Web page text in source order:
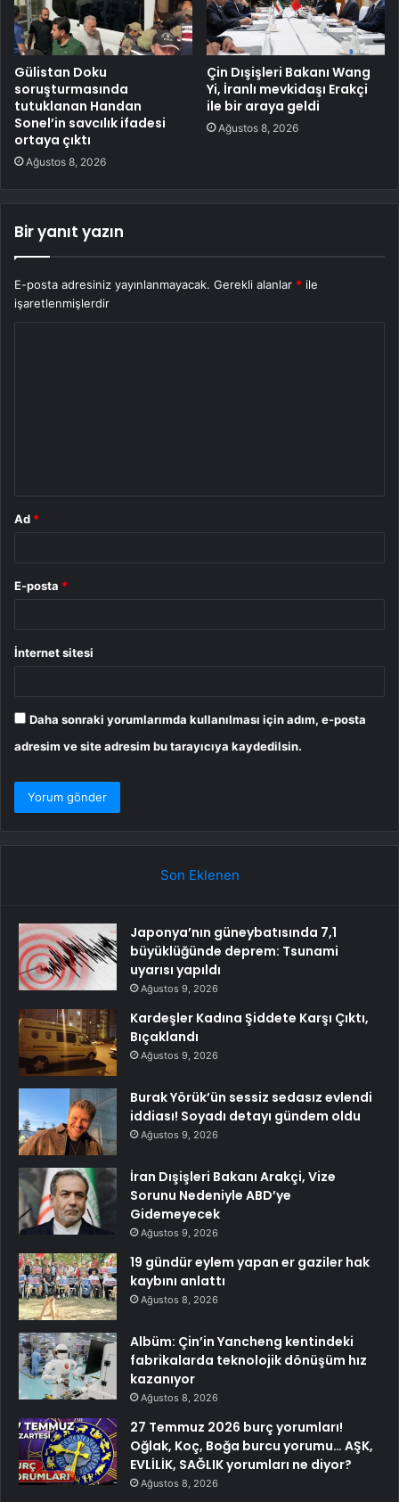
Gülistan Doku
soruşturmasında
tutuklanan Handan
Sonel’in savcılık ifadesi
ortaya çıktı
Ağustos 8, 2026
Çin Dışişleri Bakanı Wang
Yi, İranlı mevkidaşı Erakçi
ile bir araya geldi
Ağustos 8, 2026
Bir yanıt yazın
E-posta adresiniz yayınlanmayacak. Gerekli alanlar * ile
işaretlenmişlerdir
Ad *
E-posta *
İnternet sitesi
Daha sonraki yorumlarımda kullanılması için adım, e-posta
adresim ve site adresim bu tarayıcıya kaydedilsin.
Son Eklenen
Japonya’nın güneybatısında 7,1
büyüklüğünde deprem: Tsunami
uyarısı yapıldı
Ağustos 9, 2026
Kardeşler Kadına Şiddete Karşı Çıktı,
Bıçaklandı
Ağustos 9, 2026
Burak Yörük’ün sessiz sedasız evlendi
iddiası! Soyadı detayı gündem oldu
Ağustos 9, 2026
İran Dışişleri Bakanı Arakçi, Vize
Sorunu Nedeniyle ABD’ye
Gidemeyecek
Ağustos 9, 2026
19 gündür eylem yapan er gaziler hak
kaybını anlattı
Ağustos 8, 2026
Albüm: Çin’in Yancheng kentindeki
fabrikalarda teknolojik dönüşüm hız
kazanıyor
Ağustos 8, 2026
27 Temmuz 2026 burç yorumları!
Oğlak, Koç, Boğa burcu yorumu… AŞK,
EVLİLİK, SAĞLIK yorumları ne diyor?
Ağustos 8, 2026